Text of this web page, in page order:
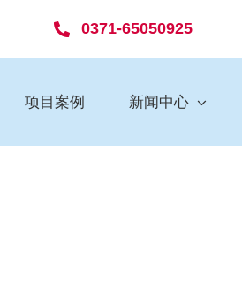
0371-65050925
项目案例 新闻中心